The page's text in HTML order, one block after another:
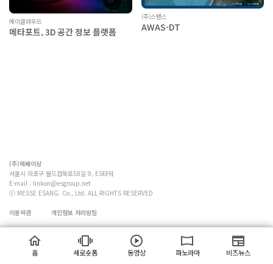
에이클라우드
메타포트, 3D 공간 정보 플랫폼
(주)스탠스
AWAS-DT
(주)메쎄이상
서울시 마포구 월드컵북로58길 9, ES타워
E-mail : linkon@esgroup.net
ⓒ MESSE ESANG. Co., Ltd. ALL RIGHTS RESERVED
이용약관 개인정보 처리방침
홈 세로숏폼 동영상 파노라마 비즈뉴스